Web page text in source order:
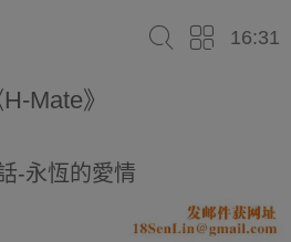
16:31
H-Mate》
-永恆的愛情